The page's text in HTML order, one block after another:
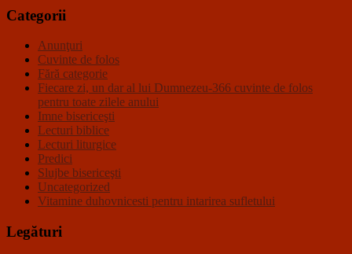
Categorii
Anunţuri
Cuvinte de folos
Fără categorie
Fiecare zi, un dar al lui Dumnezeu-366 cuvinte de folos
pentru toate zilele anului
Imne bisericeşti
Lecturi biblice
Lecturi liturgice
Predici
Slujbe bisericeşti
Uncategorized
Vitamine duhovnicesti pentru intarirea sufletului
Legături